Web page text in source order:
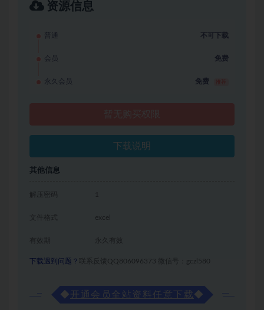
资源信息
普通 不可下载
会员 免费
永久会员 免费
下载说明
其他信息
1
文件格式 excel
有效期 永久有效
下载遇到问题？ 联系反馈QQ806096373 微信号：gczl580
◆ 开通会员全站资料任意下载◆